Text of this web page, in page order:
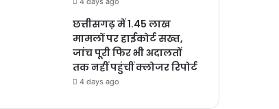
छत्तीसगढ़ में 1.45 लाख
मामलों पर हाईकोर्ट सख्त,
जांच पूरी फिर भी अदालतों
तक नहीं पहुंचीं क्लोजर रिपोर्ट
4 days ago